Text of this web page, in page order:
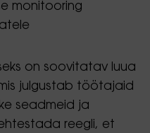
monitooring
on soovitatav luua
julgustab töötajaid
seadmeid ja
reegli, et